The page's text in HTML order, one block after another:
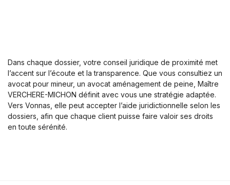
Dans chaque dossier, votre conseil juridique de proximité met
l’accent sur l’écoute et la transparence. Que vous consultiez un
avocat pour mineur, un avocat aménagement de peine, Maître
VERCHERE-MICHON définit avec vous une stratégie adaptée.
Vers Vonnas, elle peut accepter l’aide juridictionnelle selon les
dossiers, afin que chaque client puisse faire valoir ses droits
en toute sérénité.